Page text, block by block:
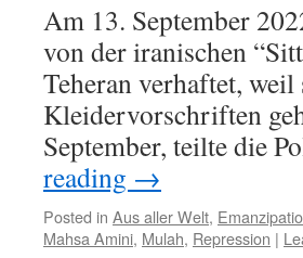
Am 13. September
von der iranischen
Teheran verhaftet,
Kleidervorschriften
September, teilte die
reading →
Posted in Aus aller Welt,
Mahsa Amini, Mulah, Repression |